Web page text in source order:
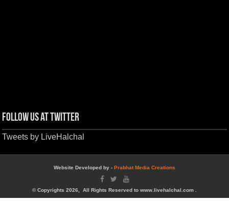
Follow us at Twitter
Tweets by LiveHalchal
Website Developed by - Prabhat Media Creations
© Copyrights 2026, All Rights Reserved to www.livehalchal.com .